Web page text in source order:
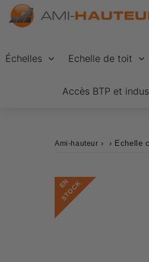
Échelles Echelle de toit
Accès BTP et
Ami-hauteur › › Echelle
E
N
S
T
O
C
K